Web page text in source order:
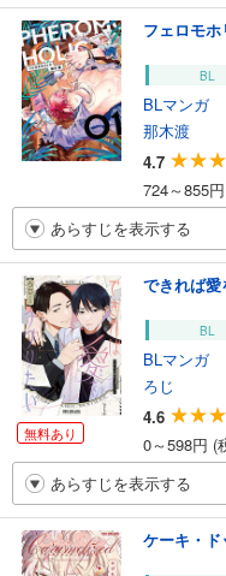
フェロモホ
BL
BLマンガ
那木渡
4.7
724～855
あらすじを表示する
無料あり
できれば
BL
BLマンガ
ろじ
4.6
0～598円 (
あらすじを表示する
ケーキ・